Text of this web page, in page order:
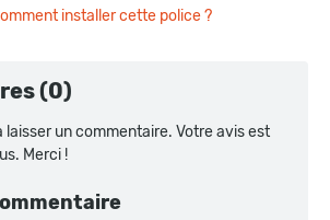
installer cette police ?
(0)
laisser un commentaire. Votre avis est
Merci !